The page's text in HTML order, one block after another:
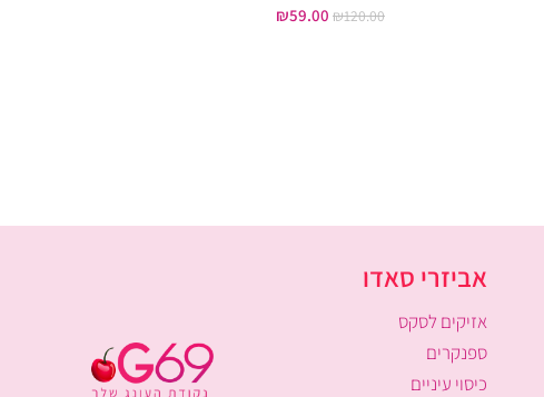
₪120.00
₪59.00
אביזרי סאדו
אזיקים לסקס
ספנקרים
כיסוי עיניים